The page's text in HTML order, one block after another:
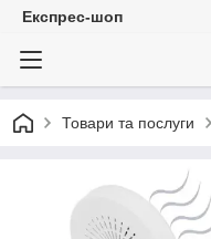
Експрес-шоп
Товари та послуги